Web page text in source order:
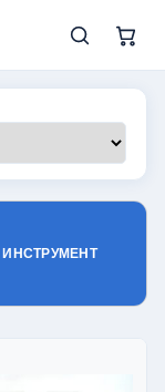
ИНСТРУМЕНТ